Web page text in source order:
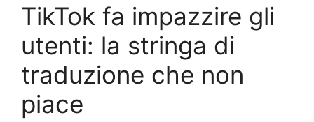
TikTok fa impazzire gli
utenti: la stringa di
traduzione che non
piace